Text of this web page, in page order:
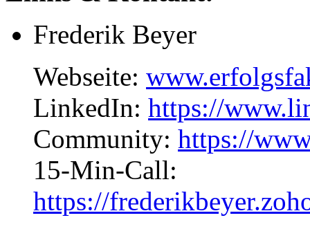
Frederik Beyer
Webseite:
LinkedIn: https://
Community: https://
15-Min-Call:
https://